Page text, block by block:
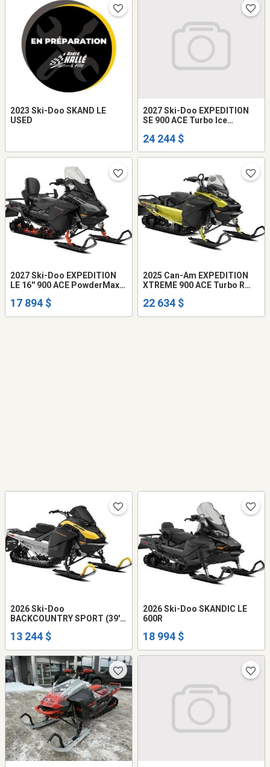
2023 Ski-Doo SKAND LE
USED
2027 Ski-Doo EXPEDITION
SE 900 ACE Turbo Ice
24 244 $
2027 Ski-Doo EXPEDITION
LE 16'' 900 ACE PowderMax
17 894 $
2025 Can-Am EXPEDITION
XTREME 900 ACE Turbo R
22 634 $
2026 Ski-Doo
BACKCOUNTRY SPORT (39'')
UBTA
13 244 $
2026 Ski-Doo SKANDIC LE
600R
18 994 $